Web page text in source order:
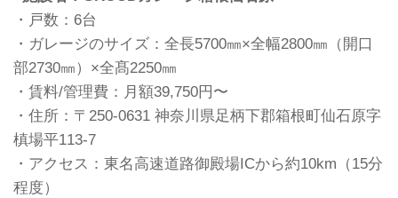
・戸数：6台
・ガレージのサイズ：全長5700㎜×全幅2800㎜（開口
部2730㎜）×全髙2250㎜
・賃料/管理費：月額39,750円〜
・住所：〒250-0631 神奈川県足柄下郡箱根町仙石原字
槙場平113-7
・アクセス：東名高速道路御殿場ICから約10km（15分
程度）